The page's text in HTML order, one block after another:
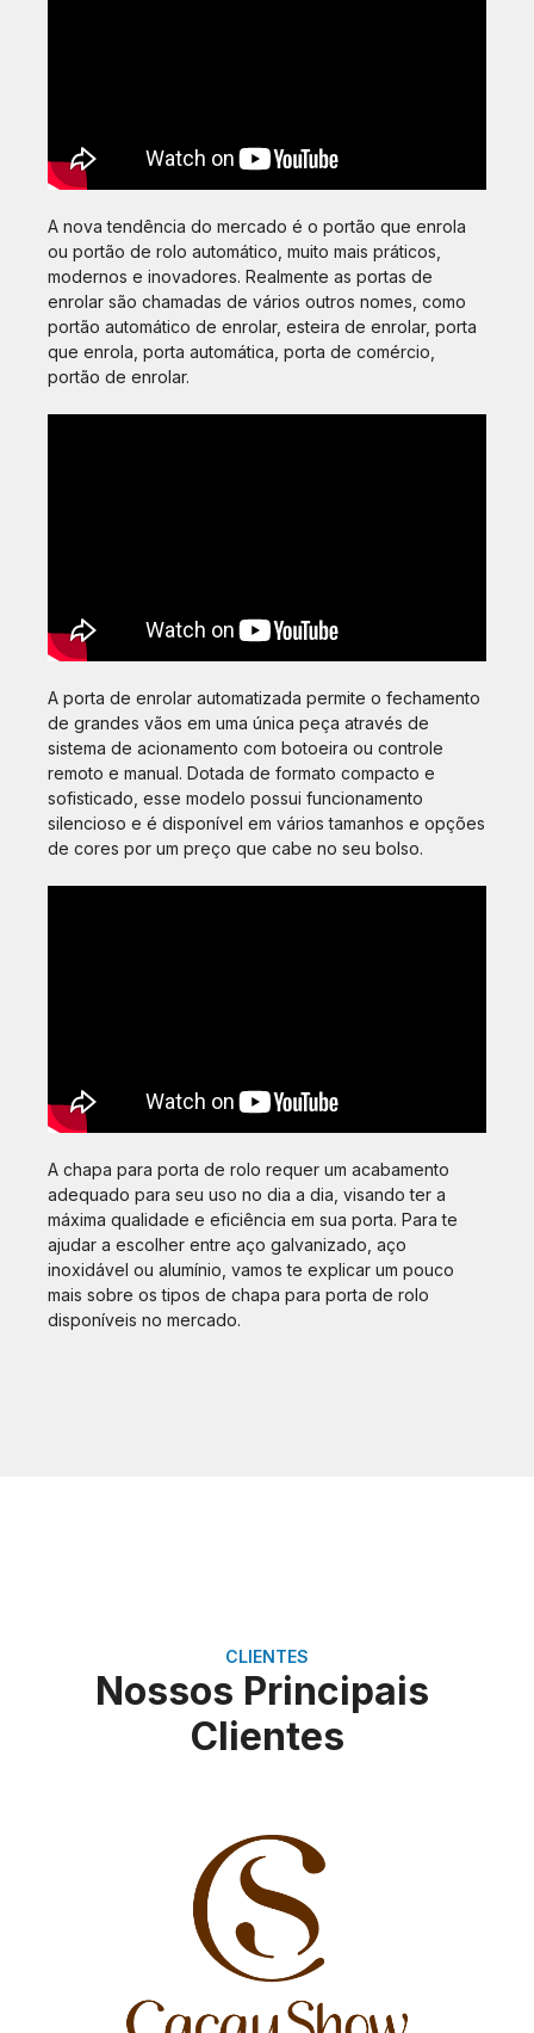
A nova tendência do mercado é o portão que enrola
ou portão de rolo automático, muito mais práticos,
modernos e inovadores. Realmente as portas de
enrolar são chamadas de vários outros nomes, como
portão automático de enrolar, esteira de enrolar, porta
que enrola, porta automática, porta de comércio,
portão de enrolar.
A porta de enrolar automatizada permite o fechamento
de grandes vãos em uma única peça através de
sistema de acionamento com botoeira ou controle
remoto e manual. Dotada de formato compacto e
sofisticado, esse modelo possui funcionamento
silencioso e é disponível em vários tamanhos e opções
de cores por um preço que cabe no seu bolso.
A chapa para porta de rolo requer um acabamento
adequado para seu uso no dia a dia, visando ter a
máxima qualidade e eficiência em sua porta. Para te
ajudar a escolher entre aço galvanizado, aço
inoxidável ou alumínio, vamos te explicar um pouco
mais sobre os tipos de chapa para porta de rolo
disponíveis no mercado.
CLIENTES
Nossos Principais
Clientes